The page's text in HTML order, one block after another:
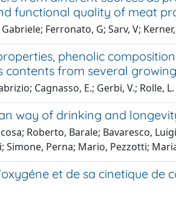
functional quality of meat
Ferronato, G; Sarv, V;
phenolic
contents from several
Cagnasso, E.; Gerbi, V.; Rolle, L.
way of drinking and
Roberto, Barale; Bavaresco,
Simone, Perna; Mario, Pezzotti;
et de sa cinetique